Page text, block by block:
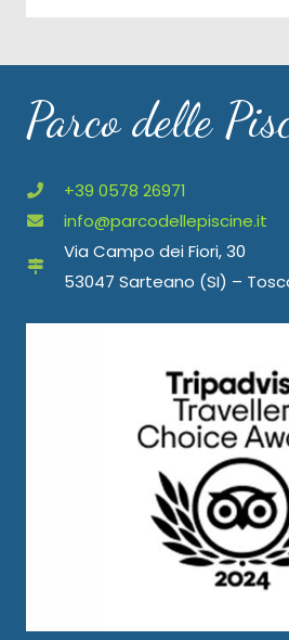
Parco delle
+39 0578 26971
info@parcodellepiscine.it
Via Campo dei Fiori, 30
53047 Sarteano (SI) –